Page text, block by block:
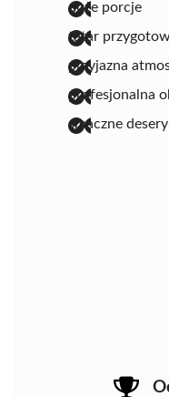
duże porcje
tatar
przyjazna
profesjonalna
smaczne desery